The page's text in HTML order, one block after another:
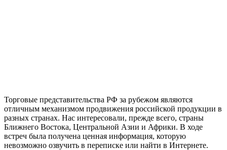
Торговые представительства РФ за рубежом являются
отличным механизмом продвижения российской продукции в
разных странах. Нас интересовали, прежде всего, страны
Ближнего Востока, Центральной Азии и Африки. В ходе
встреч была получена ценная информация, которую
невозможно озвучить в переписке или найти в Интернете.